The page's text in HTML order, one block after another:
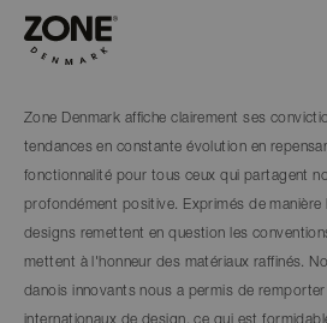
Zone Denmark affiche clairement ses
tendances en constante évolution en
fonctionnalité pour tous ceux qui partagent
profondément positive. Exprimés de
designs remettent en question les
mettent à l'honneur des matériaux raffinés.
danois innovants nous a permis de
internationaux de design, ce qui est